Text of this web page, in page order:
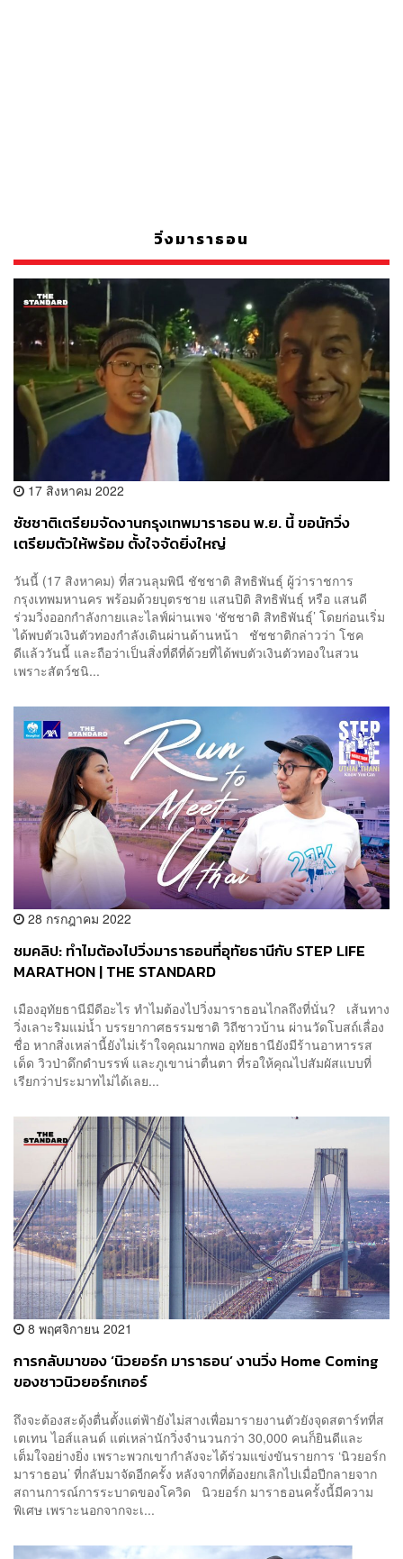
วิ่งมาราธอน
17 สิงหาคม 2022
ชัชชาติเตรียมจัดงานกรุงเทพมาราธอน พ.ย. นี้ ขอนักวิ่ง
เตรียมตัวให้พร้อม ตั้งใจจัดยิ่งใหญ่
วันนี้ (17 สิงหาคม) ที่สวนลุมพินี ชัชชาติ สิทธิพันธุ์ ผู้ว่าราชการ
กรุงเทพมหานคร พร้อมด้วยบุตรชาย แสนปิติ สิทธิพันธุ์ หรือ แสนดี
ร่วมวิ่งออกกำลังกายและไลฟ์ผ่านเพจ ‘ชัชชาติ สิทธิพันธุ์’ โดยก่อนเริ่ม
ได้พบตัวเงินตัวทองกำลังเดินผ่านด้านหน้า ชัชชาติกล่าวว่า โชค
ดีแล้ววันนี้ และถือว่าเป็นสิ่งที่ดีที่ด้วยที่ได้พบตัวเงินตัวทองในสวน
เพราะสัตว์ชนิ...
28 กรกฎาคม 2022
ชมคลิป: ทำไมต้องไปวิ่งมาราธอนที่อุทัยธานีกับ STEP LIFE
MARATHON | THE STANDARD
เมืองอุทัยธานีมีดีอะไร ทำไมต้องไปวิ่งมาราธอนไกลถึงที่นั่น? เส้นทาง
วิ่งเลาะริมแม่น้ำ บรรยากาศธรรมชาติ วิถีชาวบ้าน ผ่านวัดโบสถ์เลื่อง
ชื่อ หากสิ่งเหล่านี้ยังไม่เร้าใจคุณมากพอ อุทัยธานียังมีร้านอาหารรส
เด็ด วิวป่าดึกดำบรรพ์ และภูเขาน่าตื่นตา ที่รอให้คุณไปสัมผัสแบบที่
เรียกว่าประมาทไม่ได้เลย...
8 พฤศจิกายน 2021
การกลับมาของ ‘นิวยอร์ก มาราธอน’ งานวิ่ง Home Coming
ของชาวนิวยอร์กเกอร์
ถึงจะต้องสะดุ้งตื่นตั้งแต่ฟ้ายังไม่สางเพื่อมารายงานตัวยังจุดสตาร์ทที่ส
เตเทน ไอส์แลนด์ แต่เหล่านักวิ่งจำนวนกว่า 30,000 คนก็ยินดีและ
เต็มใจอย่างยิ่ง เพราะพวกเขากำลังจะได้ร่วมแข่งขันรายการ ‘นิวยอร์ก
มาราธอน’ ที่กลับมาจัดอีกครั้ง หลังจากที่ต้องยกเลิกไปเมื่อปีกลายจาก
สถานการณ์การระบาดของโควิด นิวยอร์ก มาราธอนครั้งนี้มีความ
พิเศษ เพราะนอกจากจะเ...